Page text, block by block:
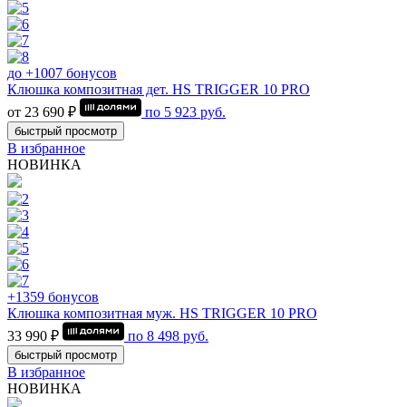
до +1007 бонусов
Клюшка композитная дет. HS TRIGGER 10 PRO
от 23 690 ₽
по 5 923 руб.
быстрый просмотр
В избранное
НОВИНКА
+1359 бонусов
Клюшка композитная муж. HS TRIGGER 10 PRO
33 990 ₽
по 8 498 руб.
быстрый просмотр
В избранное
НОВИНКА